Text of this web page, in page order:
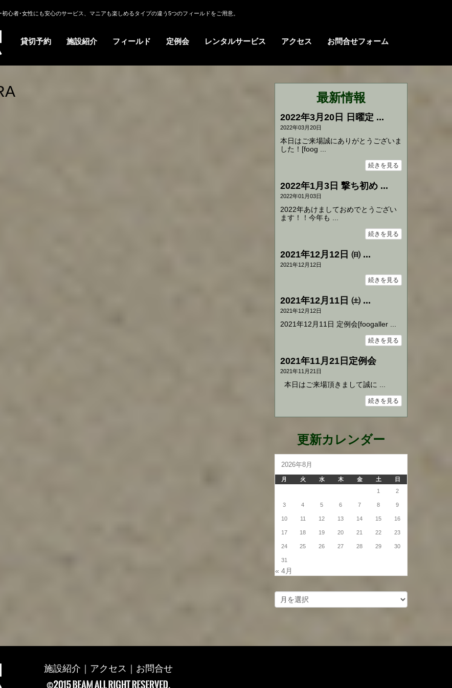
心者･女性にも安心のサービス、マニアも楽しめるタイプの違う5つのフィールドをご用意。
貸切予約 施設紹介 フィールド 定例会 レンタルサービス アクセス お問合せフォーム
最新情報
2022年3月20日 日曜定 ...
2022年03月20日
本日はご来場誠にありがとうございま
した！[foog ...
続きを見る
2022年1月3日 撃ち初め ...
2022年01月03日
2022年あけましておめでとうござい
ます！！今年も ...
続きを見る
2021年12月12日 ㈰ ...
2021年12月12日
続きを見る
2021年12月11日 ㈯ ...
2021年12月12日
2021年12月11日 定例会[foogaller ...
続きを見る
2021年11月21日定例会
2021年11月21日
本日はご来場頂きまして誠に ...
続きを見る
更新カレンダー
2026年8月
月 火 水 木 金 土
日
1
2
3 4 5 6 7 8 9
10 11 12 13 14 15 16
17 18 19 20 21 22 23
24 25 26 27 28 29 30
31
« 4月
施設紹介 ｜ アクセス ｜ お問合せ